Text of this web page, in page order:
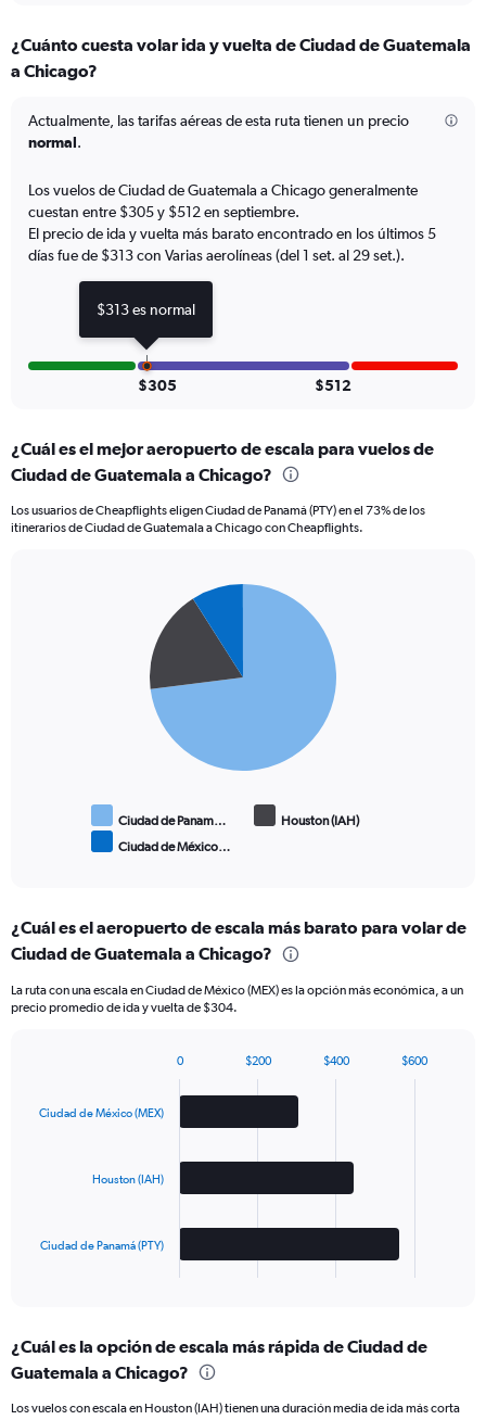
Range:
6
The
has
Y
axis
displaying
Number
to
¿Cuánto cuesta volar ida y vuelta de Ciudad de Guatemala
a Chicago?
Actualmente, las tarifas aéreas de esta ruta tienen un precio
normal.
Los vuelos de Ciudad de Guatemala a Chicago generalmente
cuestan entre $305 y $512 en septiembre.
El precio de ida y vuelta más barato encontrado en los últimos 5
días fue de $313 con Varias aerolíneas (del 1 set. al 29 set.).
$305 $512
¿Cuál es el mejor aeropuerto de escala para vuelos de
Ciudad de Guatemala a Chicago?
Los usuarios de Cheapflights eligen Ciudad de Panamá (PTY) en el 73% de los
itinerarios de Ciudad de Guatemala a Chicago con Cheapflights.
Ciudad de Panam…
Houston (IAH)
Ciudad de México…
¿Cuál es el aeropuerto de escala más barato para volar de
Ciudad de Guatemala a Chicago?
La ruta con una escala en Ciudad de México (MEX) es la opción más económica, a un
precio promedio de ida y vuelta de $304.
with
Range:
3
The
Ciudad de México (MEX)
Houston (IAH)
Ciudad de Panamá (PTY)
0 $200 $400 $600
¿Cuál es la opción de escala más rápida de Ciudad de
Guatemala a Chicago?
Los vuelos con escala en Houston (IAH) tienen una duración media de ida más corta
$313 es normal